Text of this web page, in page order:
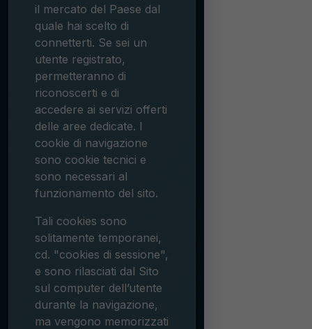
il mercato del Paese dal
quale hai scelto di
connetterti. Se sei un
utente registrato,
permetteranno di
riconoscerti e di
accedere ai servizi offerti
delle aree dedicate. I
cookie di navigazione
sono cookie tecnici e
sono necessari al
funzionamento del sito.
Tali cookies sono
solitamente temporanei,
cd. "cookies di sessione",
e sono rilasciati dal Sito
sul computer dell’utente
durante la navigazione,
ma vengono memorizzati